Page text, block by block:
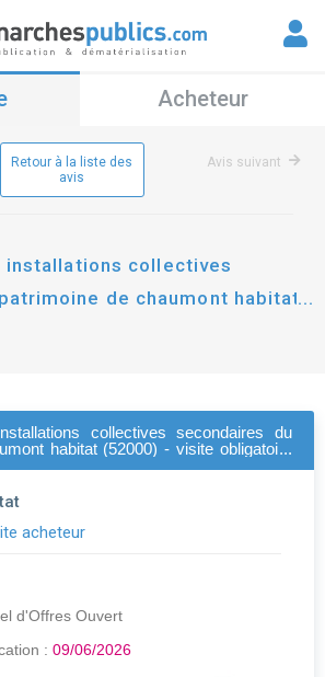
Acheteur
Retour à la liste des
avis
Avis suivant
installations collectives
de chaumont habitat
collectives secondaires du
habitat (52000) - visite obligatoire
acheteur
d'Offres Ouvert
: 09/06/2026